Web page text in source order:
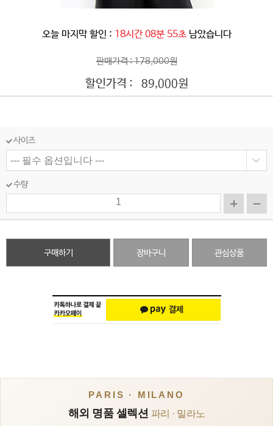
오늘 마지막 할인 : 18시간 08분 53초 남았습니다
판매가격 : 178,000원
할인가격 : 89,000원
사이즈
수량
구매하기 장바구니 관심상품
PARIS · MILANO
해외 명품 셀렉션 파리 · 밀라노